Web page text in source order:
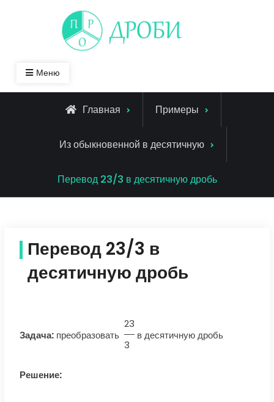
Меню
Главная Примеры
Из обыкновенной в десятичную
Перевод 23/3 в десятичную дробь
Перевод 23/3 в
десятичную дробь
Задача:преобразовать
23
3
в десятичную дробь
Решение: